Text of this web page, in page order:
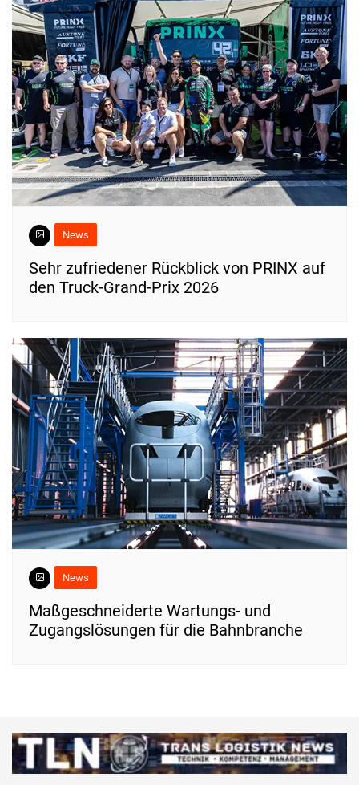
News
Sehr zufriedener Rückblick von PRINX auf
den Truck-Grand-Prix 2026
News
Maßgeschneiderte Wartungs- und
Zugangslösungen für die Bahnbranche